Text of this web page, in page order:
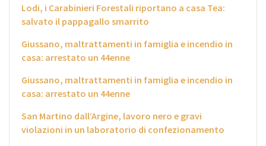
Lodi, i Carabinieri Forestali riportano a casa Tea:
salvato il pappagallo smarrito
Giussano, maltrattamenti in famiglia e incendio in
casa: arrestato un 44enne
Giussano, maltrattamenti in famiglia e incendio in
casa: arrestato un 44enne
San Martino dall’Argine, lavoro nero e gravi
violazioni in un laboratorio di confezionamento